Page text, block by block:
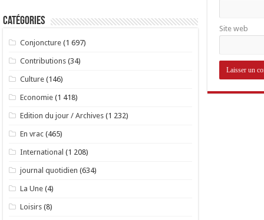
Site web
Catégories
Conjoncture (1 697)
Contributions (34)
Culture (146)
Economie (1 418)
Edition du jour / Archives (1 232)
En vrac (465)
International (1 208)
journal quotidien (634)
La Une (4)
Loisirs (8)